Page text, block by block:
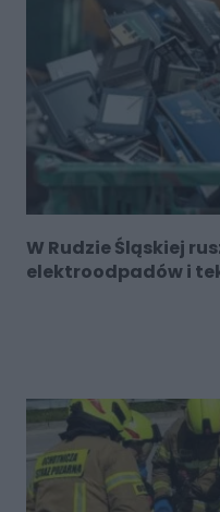
W Rudzie Śląskiej
elektroodpadów i